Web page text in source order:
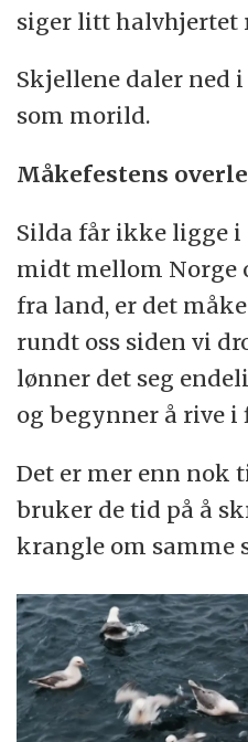
siger litt halvhjertet
Skjellene daler ned
som morild.
Måkefestens
Silda får ikke ligge i
midt mellom Norge
fra land, er det
rundt oss siden vi
lønner det seg
og begynner å rive i
Det er mer enn nok
bruker de tid på å
krangle om samme